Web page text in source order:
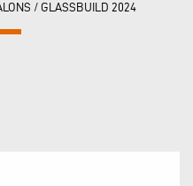
/ GLASSBUILD 2024